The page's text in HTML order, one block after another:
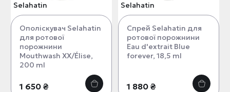
Selahatin
Ополіскувач Selahatin
для ротової
порожнини
Mouthwash XX/Élise,
200 ml
1 650 ₴
Selahatin
Спрей Selahatin для
ротової порожнини
Eau d'extrait Blue
forever, 18,5 ml
1 880 ₴